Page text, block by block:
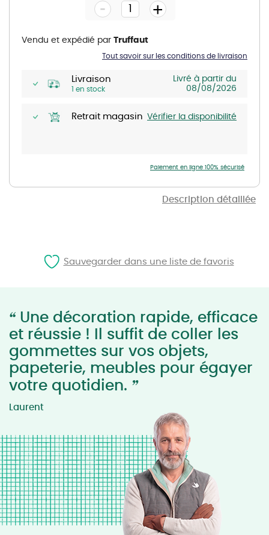
Description détaillée
gallery
Livraison
1 en stock
Livré à partir du
08/08/2026
Retrait magasin Vérifier la disponibilité
- +
Tout savoir sur les conditions de livraison
Vendu et expédié par Truffaut
Paiement en ligne 100% sécurisé
“ Une décoration rapide, efficace
et réussie ! Il suffit de coller les
gommettes sur vos objets,
papeterie, meubles pour égayer
votre quotidien. ”
Laurent
Sauvegarder dans une liste de favoris